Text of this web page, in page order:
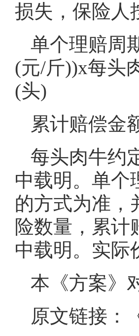
损失，保险人
单个理赔周
(元/斤))x每头
(头)
累计赔偿金
每头肉牛约
中载明。单个
的方式为准，
险数量，累计
中载明。实际
本《方案》
原文链接：